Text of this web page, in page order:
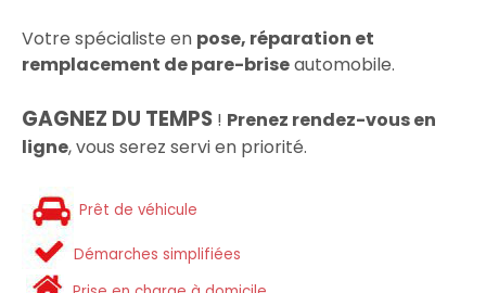
Votre spécialiste en pose, réparation et
remplacement de pare-briseautomobile.
GAGNEZ DU TEMPS ! Prenez rendez-vous en
ligne, vous serez servi en priorité.
Prêt de véhicule
Démarches simplifiées